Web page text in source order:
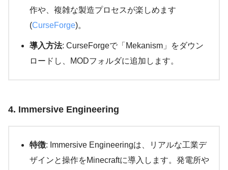
作や、複雑な製造プロセスが楽しめます​
(CurseForge)​。
導入方法: CurseForgeで「Mekanism」をダウン
ロードし、MODフォルダに追加します。
4. Immersive Engineering
特徴: Immersive Engineeringは、リアルな工業デ
ザインと操作をMinecraftに導入します。発電所や